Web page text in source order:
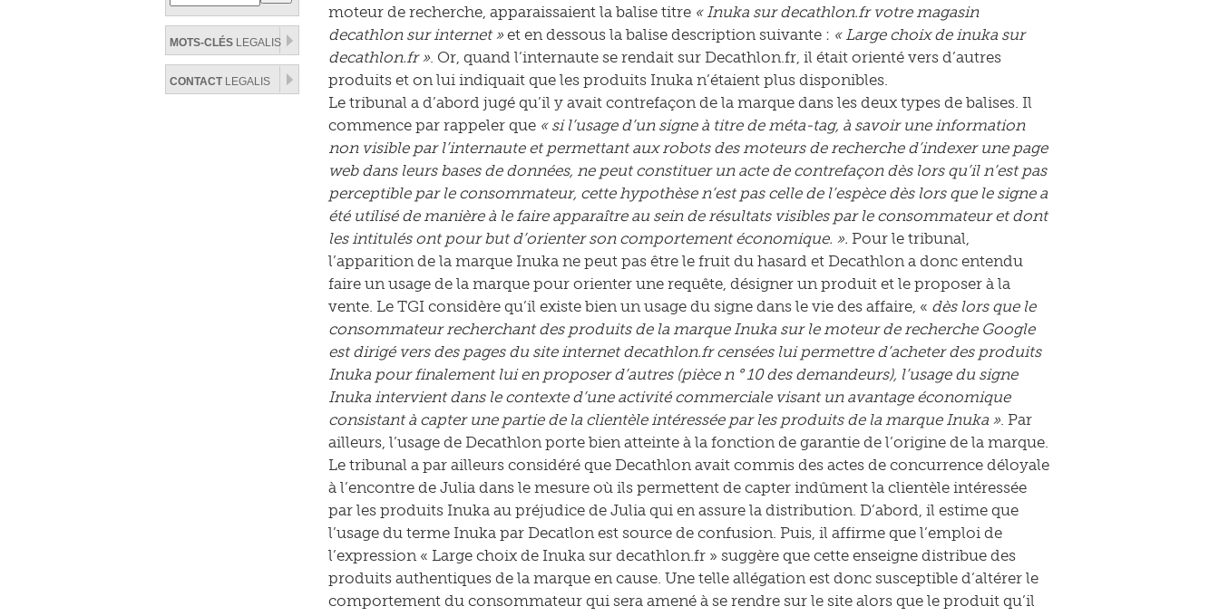
MOTS-CLÉS LEGALIS
CONTACTLEGALIS
moteur de recherche, apparaissaient la balise titre « Inuka sur decathlon.fr votre magasin
decathlon sur internet » et en dessous la balise description suivante : « Large choix de inuka sur
decathlon.fr ». Or, quand l’internaute se rendait sur Decathlon.fr, il était orienté vers d’autres
produits et on lui indiquait que les produits Inuka n’étaient plus disponibles.
Le tribunal a d’abord jugé qu’il y avait contrefaçon de la marque dans les deux types de balises. Il
commence par rappeler que « si l’usage d’un signe à titre de méta-tag, à savoir une information
non visible par l’internaute et permettant aux robots des moteurs de recherche d’indexer une page
web dans leurs bases de données, ne peut constituer un acte de contrefaçon dès lors qu’il n’est pas
perceptible par le consommateur, cette hypothèse n’est pas celle de l’espèce dès lors que le signe a
été utilisé de manière à le faire apparaître au sein de résultats visibles par le consommateur et dont
les intitulés ont pour but d’orienter son comportement économique. ». Pour le tribunal,
l’apparition de la marque Inuka ne peut pas être le fruit du hasard et Decathlon a donc entendu
faire un usage de la marque pour orienter une requête, désigner un produit et le proposer à la
vente. Le TGI considère qu’il existe bien un usage du signe dans le vie des affaire, « dès lors que le
consommateur recherchant des produits de la marque Inuka sur le moteur de recherche Google
est dirigé vers des pages du site internet decathlon.fr censées lui permettre d’acheter des produits
Inuka pour finalement lui en proposer d’autres (pièce n ° 10 des demandeurs), l’usage du signe
Inuka intervient dans le contexte d’une activité commerciale visant un avantage économique
consistant à capter une partie de la clientèle intéressée par les produits de la marque Inuka ». Par
ailleurs, l’usage de Decathlon porte bien atteinte à la fonction de garantie de l’origine de la marque.
Le tribunal a par ailleurs considéré que Decathlon avait commis des actes de concurrence déloyale
à l’encontre de Julia dans le mesure où ils permettent de capter indûment la clientèle intéressée
par les produits Inuka au préjudice de Julia qui en assure la distribution. D’abord, il estime que
l’usage du terme Inuka par Decatlon est source de confusion. Puis, il affirme que l’emploi de
l’expression « Large choix de Inuka sur decathlon.fr » suggère que cette enseigne distribue des
produits authentiques de la marque en cause. Une telle allégation est donc susceptible d’altérer le
comportement du consommateur qui sera amené à se rendre sur le site alors que le produit qu’il